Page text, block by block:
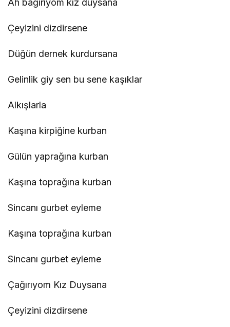
Ah bağırıyom kız duysana
Çeyizini dizdirsene
Düğün dernek kurdursana
Gelinlik giy sen bu sene kaşıklar
Alkışlarla
Kaşına kirpiğine kurban
Gülün yaprağına kurban
Kaşına toprağına kurban
Sincanı gurbet eyleme
Kaşına toprağına kurban
Sincanı gurbet eyleme
Çağırıyom Kız Duysana
Çeyizini dizdirsene